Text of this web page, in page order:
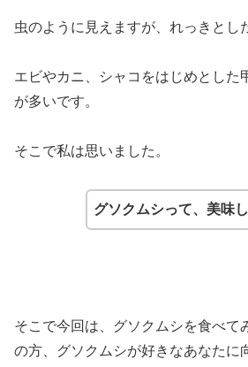
虫のように見えますが、れっきとし
エビやカニ、シャコをはじめとした
が多いです。
そこで私は思いました。
グソクムシって、美味
そこで今回は、グソクムシを食べて
の方、グソクムシが好きなあなたに